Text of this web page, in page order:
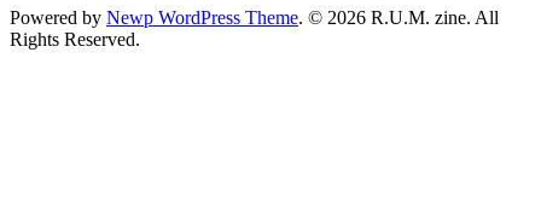
Powered by Newp WordPress Theme. © 2026 R.U.M. zine. All
Rights Reserved.